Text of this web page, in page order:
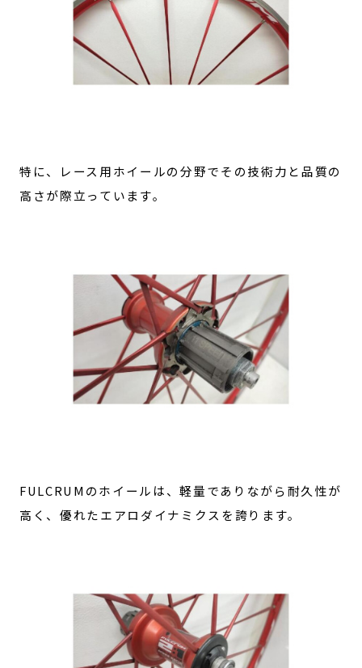
特に、レース用ホイールの分野でその技術力と品質の
高さが際立っています。
FULCRUMのホイールは、軽量でありながら耐久性が
高く、優れたエアロダイナミクスを誇ります。